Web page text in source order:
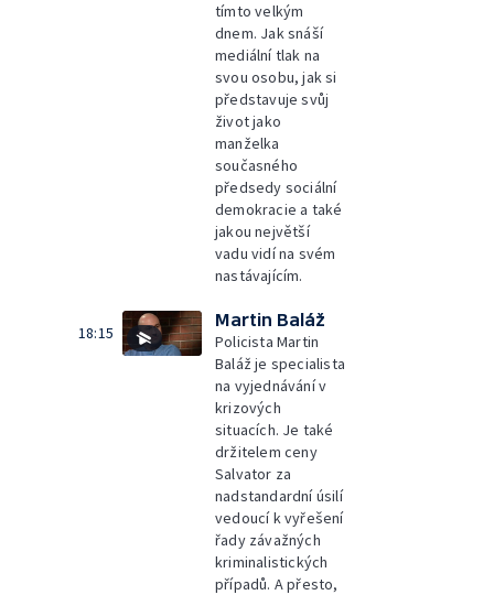
tímto velkým
dnem. Jak snáší
mediální tlak na
svou osobu, jak si
představuje svůj
život jako
manželka
současného
předsedy sociální
demokracie a také
jakou největší
vadu vidí na svém
nastávajícím.
18:15
Martin Baláž
Policista Martin
Baláž je specialista
na vyjednávání v
krizových
situacích. Je také
držitelem ceny
Salvator za
nadstandardní úsilí
vedoucí k vyřešení
řady závažných
kriminalistických
případů. A přesto,